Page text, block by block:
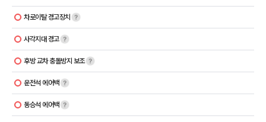
차로이탈 경고장치
사각지대 경고
후방 교차 충돌방지 보조
운전석 에어백
동승석 에어백